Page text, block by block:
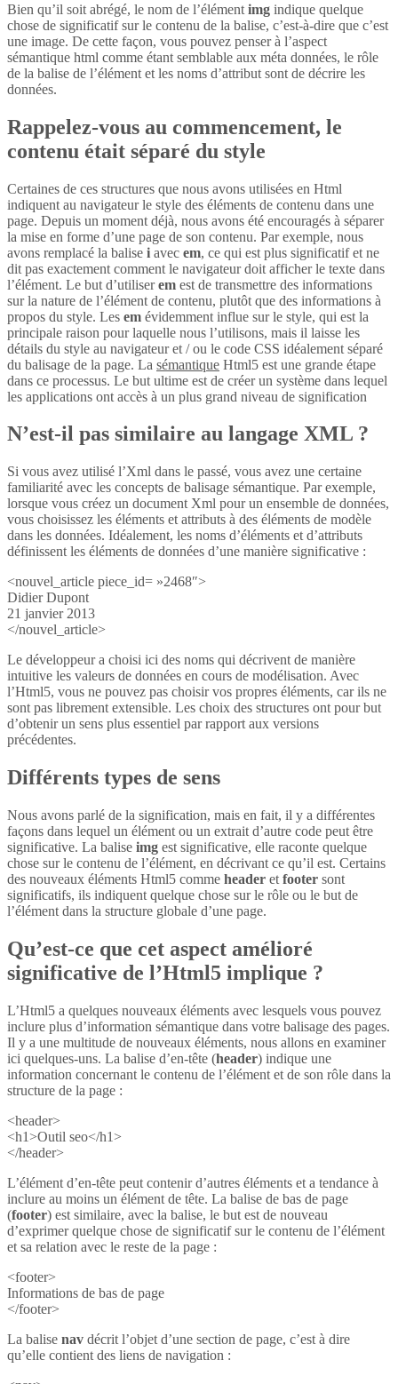
Bien qu’il soit abrégé, le nom de l’élément img indique quelque
chose de significatif sur le contenu de la balise, c’est-à-dire que c’est
une image. De cette façon, vous pouvez penser à l’aspect
sémantique html comme étant semblable aux méta données, le rôle
de la balise de l’élément et les noms d’attribut sont de décrire les
données.
Rappelez-vous au commencement, le
contenu était séparé du style
Certaines de ces structures que nous avons utilisées en Html
indiquent au navigateur le style des éléments de contenu dans une
page. Depuis un moment déjà, nous avons été encouragés à séparer
la mise en forme d’une page de son contenu. Par exemple, nous
avons remplacé la balise i avec em, ce qui est plus significatif et ne
dit pas exactement comment le navigateur doit afficher le texte dans
l’élément. Le but d’utiliserem est de transmettre des informations
sur la nature de l’élément de contenu, plutôt que des informations à
propos du style. Les em évidemment influe sur le style, qui est la
principale raison pour laquelle nous l’utilisons, mais il laisse les
détails du style au navigateur et / ou le code CSS idéalement séparé
du balisage de la page. La sémantique Html5 est une grande étape
dans ce processus. Le but ultime est de créer un système dans lequel
les applications ont accès à un plus grand niveau de signification
N’est-il pas similaire au langage XML ?
Si vous avez utilisé l’Xml dans le passé, vous avez une certaine
familiarité avec les concepts de balisage sémantique. Par exemple,
lorsque vous créez un document Xml pour un ensemble de données,
vous choisissez les éléments et attributs à des éléments de modèle
dans les données. Idéalement, les noms d’éléments et d’attributs
définissent les éléments de données d’une manière significative :
<nouvel_article piece_id= »2468″>
Didier Dupont
21 janvier 2013
</nouvel_article>
Le développeur a choisi ici des noms qui décrivent de manière
intuitive les valeurs de données en cours de modélisation. Avec
l’Html5, vous ne pouvez pas choisir vos propres éléments, car ils ne
sont pas librement extensible. Les choix des structures ont pour but
d’obtenir un sens plus essentiel par rapport aux versions
précédentes.
Différents types de sens
Nous avons parlé de la signification, mais en fait, il y a différentes
façons dans lequel un élément ou un extrait d’autre code peut être
significative. La balise img est significative, elle raconte quelque
chose sur le contenu de l’élément, en décrivant ce qu’il est. Certains
des nouveaux éléments Html5 comme header et footer sont
significatifs, ils indiquent quelque chose sur le rôle ou le but de
l’élément dans la structure globale d’une page.
Qu’est-ce que cet aspect amélioré
significative de l’Html5 implique ?
L’Html5 a quelques nouveaux éléments avec lesquels vous pouvez
inclure plus d’information sémantique dans votre balisage des pages.
Il y a une multitude de nouveaux éléments, nous allons en examiner
ici quelques-uns. La balise d’en-tête (header) indique une
information concernant le contenu de l’élément et de son rôle dans la
structure de la page :
<header>
<h1>Outil seo</h1>
</header>
L’élément d’en-tête peut contenir d’autres éléments et a tendance à
inclure au moins un élément de tête. La balise de bas de page
(footer) est similaire, avec la balise, le but est de nouveau
d’exprimer quelque chose de significatif sur le contenu de l’élément
et sa relation avec le reste de la page :
<footer>
Informations de bas de page
</footer>
La balise nav décrit l’objet d’une section de page, c’est à dire
qu’elle contient des liens de navigation :